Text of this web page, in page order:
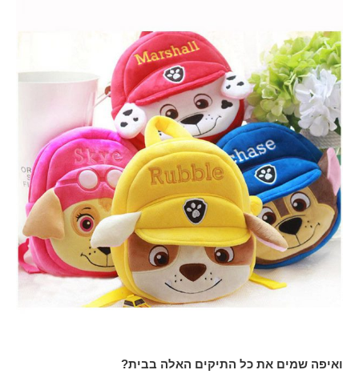
ואיפה שמים את כל התיקים האלה בבית?